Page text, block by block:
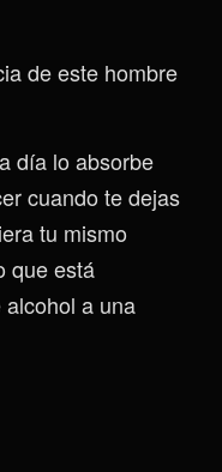
de este hombre
día lo absorbe
cuando te dejas
tu mismo
que está
a una